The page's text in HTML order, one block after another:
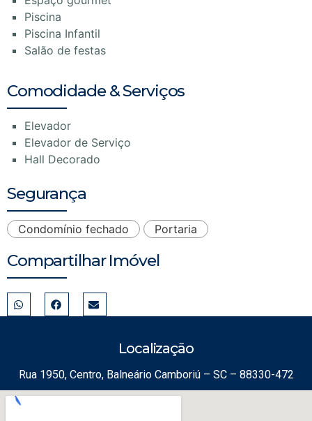
Piscina
Piscina Infantil
Salão de festas
Comodidade & Serviços
Elevador
Elevador de Serviço
Hall Decorado
Segurança
Condomínio fechado Portaria
Compartilhar Imóvel
Localização
Rua 1950, Centro, Balneário Camboriú – SC – 88330-472